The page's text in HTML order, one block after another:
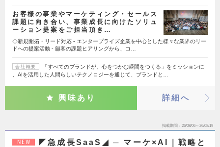
お客様の事業やマーケティング・セールス
課題に向き合い、事業成長に向けたソリュ
ーション提案をご担当頂き…
◇新規開拓・リード対応 - エンタープライズ企業を中心とした様々な業界のリー
ドへの提案活動 - 顧客の課題ヒアリングから、コ…
会社概要
「すべてのブランドが、心をつかむ瞬間をつくる」をミッションに
、AIを活用した人間らしいテクノロジーを通じて、ブランドと…
興味あり 詳細へ
掲載期間 26/08/06～26/08/19
NEW
◤急成長SaaS◢ ─ マーケ×AI｜戦略と